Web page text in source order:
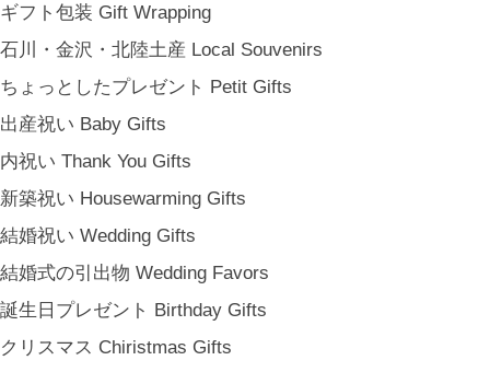
ギフト包装 Gift Wrapping
石川・金沢・北陸土産 Local Souvenirs
ちょっとしたプレゼント Petit Gifts
出産祝い Baby Gifts
内祝い Thank You Gifts
新築祝い Housewarming Gifts
結婚祝い Wedding Gifts
結婚式の引出物 Wedding Favors
誕生日プレゼント Birthday Gifts
クリスマス Chiristmas Gifts